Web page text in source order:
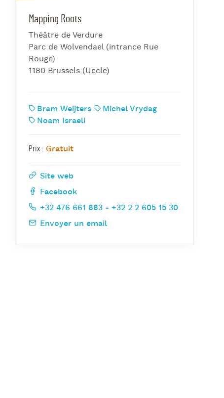
Jazz Nights
Les Midis-Jazz
Jazz au Pavillon
Jazz & Jam at CBG
Mapping Roots
Théâtre de Verdure
Parc de Wolvendael (intrance Rue
Rouge)
1180 Brussels (Uccle)
Bram Weijters
Michel Vrydag
Noam Israeli
Prix : Gratuit
Site web
Facebook
+32 476 661 883 - +32 2 2 605 15 30
Envoyer un email